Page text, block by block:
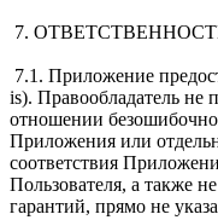
7.
7.1. Приложение
is). Правообладатель не
отношении
Приложения или
соответствия
Пользователя, а также
гарантий, прямо не